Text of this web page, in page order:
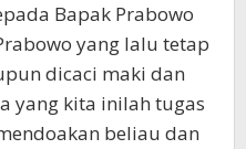
Bapak Prabowo
yang lalu tetap
dicaci maki dan
yang kita inilah tugas
beliau dan